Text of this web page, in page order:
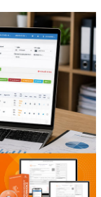
chia sẻ 13